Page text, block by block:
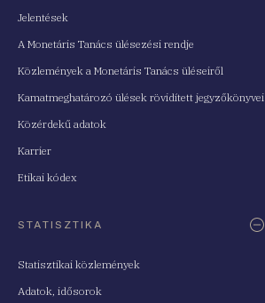
Jelentések
A Monetáris Tanács ülésezési rendje
Közlemények a Monetáris Tanács üléseiről
Kamatmeghatározó ülések rövidített jegyzőkönyvei
Közérdekű adatok
Karrier
Etikai kódex
STATISZTIKA
Statisztikai közlemények
Adatok, idősorok